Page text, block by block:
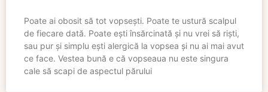
Poate ai obosit să tot vopsești. Poate te ustură scalpul
de fiecare dată. Poate ești însărcinată și nu vrei să riști,
sau pur și simplu ești alergică la vopsea și nu ai mai avut
ce face. Vestea bună e că vopseaua nu este singura
cale să scapi de aspectul părului